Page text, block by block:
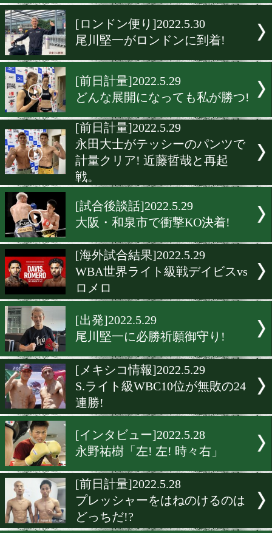
[ジム移転]2022.5.30
グリーンツダジムがお披露
[出発取材]2022.5.30
京口紘人がダラス経由でメ
コへ
[ロンドン便り]2022.5.30
尾川堅一がロンドンに到着!
[前日計量]2022.5.29
どんな展開になっても私が
[前日計量]2022.5.29
永田大士がテッシーのパン
計量クリア! 近藤哲哉と再
戦。
[試合後談話]2022.5.29
大阪・和泉市で衝撃KO決
[海外試合結果]2022.5.29
WBA世界ライト級戦デイ
ロメロ